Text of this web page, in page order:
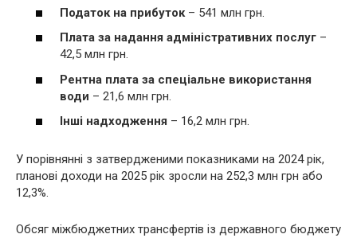
Податок на прибуток– 541 млн грн.
Плата за надання адміністративних послуг –
42,5 млн грн.
Рентна плата за спеціальне використання
води – 21,6 млн грн.
Інші надходження – 16,2 млн грн.
У порівнянні з затвердженими показниками на 2024 рік,
планові доходи на 2025 рік зросли на 252,3 млн грн або
12,3%.
Обсяг міжбюджетних трансфертів із державного бюджету